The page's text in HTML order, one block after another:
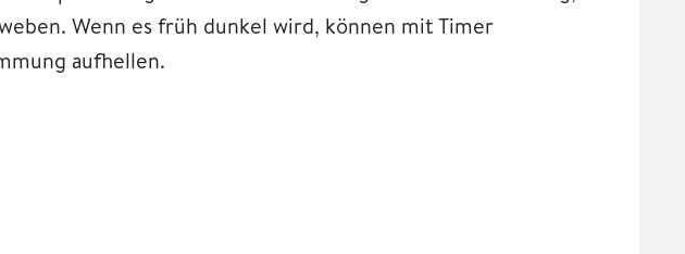
Wenn es früh dunkel wird, können mit Timer
aufhellen.